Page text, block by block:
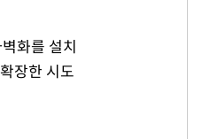
화를 설치
장한 시도